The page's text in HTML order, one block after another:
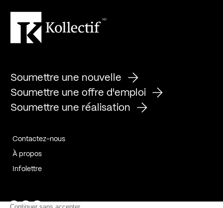
Soumettre une nouvelle
Soumettre une offre d'emploi
Soumettre une réalisation
Contactez-nous
À propos
Infolettre
Page Facebook de Kollectif
Page Instagram de Kollectif
Page Linkedin de Kollectif